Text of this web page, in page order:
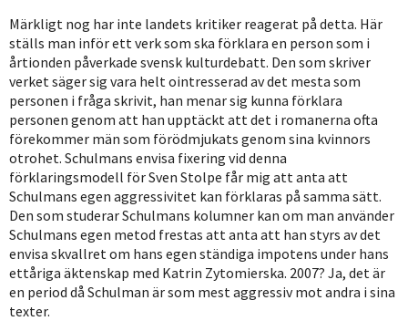
Märkligt nog har inte landets kritiker reagerat på detta. Här
ställs man inför ett verk som ska förklara en person som i
årtionden påverkade svensk kulturdebatt. Den som skriver
verket säger sig vara helt ointresserad av det mesta som
personen i fråga skrivit, han menar sig kunna förklara
personen genom att han upptäckt att det i romanerna ofta
förekommer män som förödmjukats genom sina kvinnors
otrohet. Schulmans envisa fixering vid denna
förklaringsmodell för Sven Stolpe får mig att anta att
Schulmans egen aggressivitet kan förklaras på samma sätt.
Den som studerar Schulmans kolumner kan om man använder
Schulmans egen metod frestas att anta att han styrs av det
envisa skvallret om hans egen ständiga impotens under hans
ettåriga äktenskap med Katrin Zytomierska. 2007? Ja, det är
en period då Schulman är som mest aggressiv mot andra i sina
texter.